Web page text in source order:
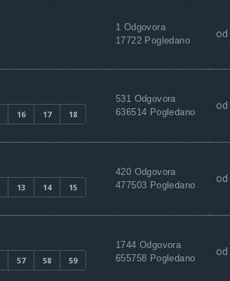
1 Odgovora
17722 Pogledano
od
16 17 18
531 Odgovora
636514 Pogledano
od
13 14 15
420 Odgovora
477503 Pogledano
od
57 58 59
1744 Odgovora
655758 Pogledano
od